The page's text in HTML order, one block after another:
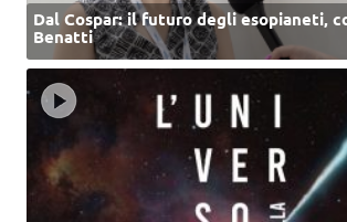
Dal Cospar: il futuro degli esopianeti,
Benatti